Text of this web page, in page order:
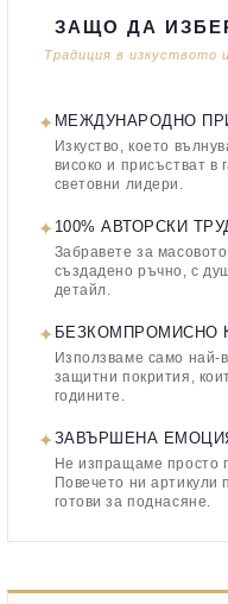
ЗАЩО ДА
Традиция в изкуството
✦ МЕЖДУНАРОДНО
Изкуство, което
високо и присъстват в
световни лидери.
✦ 100% АВТОРСКИ
Забравете за
създадено ръчно, с
детайл.
✦ БЕЗКОМПРОМИСНО
Използваме само най-
защитни покрития,
годините.
✦ЗАВЪРШЕНА
Не изпращаме просто
Повечето ни артикули
готови за поднасяне.